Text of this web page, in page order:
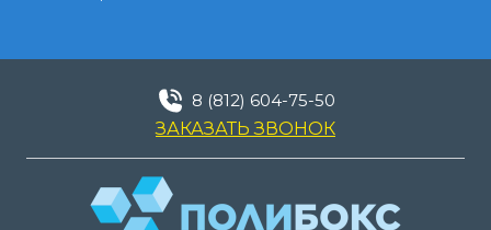
8 (812) 604-75-50
ЗАКАЗАТЬ ЗВОНОК